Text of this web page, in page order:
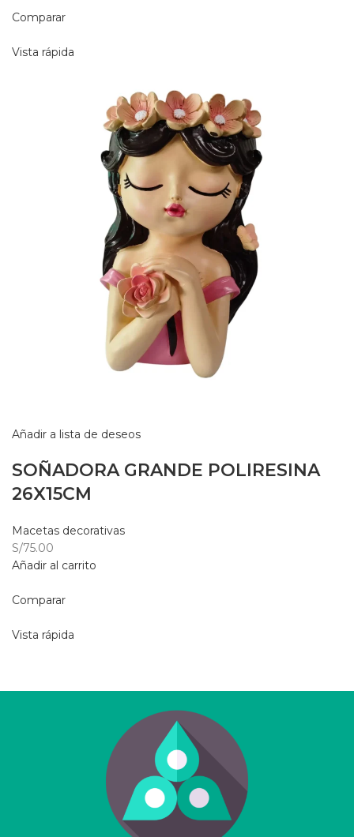
Comparar
Vista rápida
Añadir a lista de deseos
SOÑADORA GRANDE POLIRESINA
26X15CM
Macetas decorativas
S/75.00
Añadir al carrito
Comparar
Vista rápida